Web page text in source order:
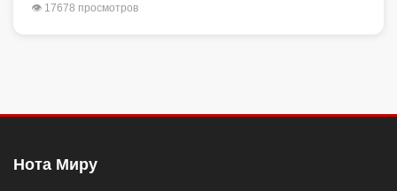
👁 17678 просмотров
Нота Миру